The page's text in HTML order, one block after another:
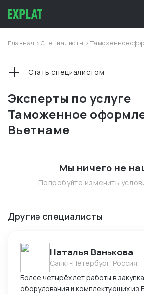
Главная >Специалисты >Таможенное
Эксперты по услуге
Таможенное
Вьетнаме
Стать специалистом
Мы ничего не
Попробуйте изменить
Другие специалисты
Наталья Ванькова
Санкт-Петербург, Россия
Более четырёх лет работы в
оборудования и комплектующих из